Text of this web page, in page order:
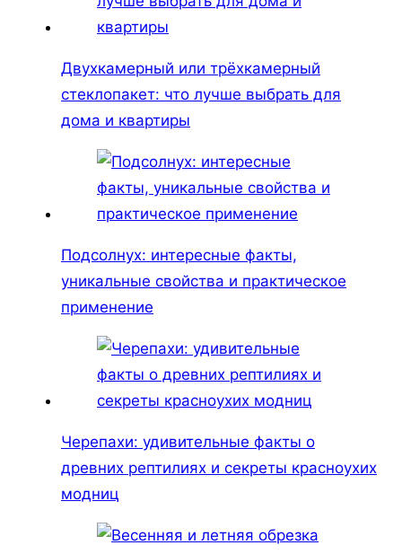
Двухкамерный или трёхкамерный
стеклопакет: что лучше выбрать для
дома и квартиры
Подсолнух: интересные факты,
уникальные свойства и практическое
применение
Черепахи: удивительные факты о
древних рептилиях и секреты красноухих
модниц